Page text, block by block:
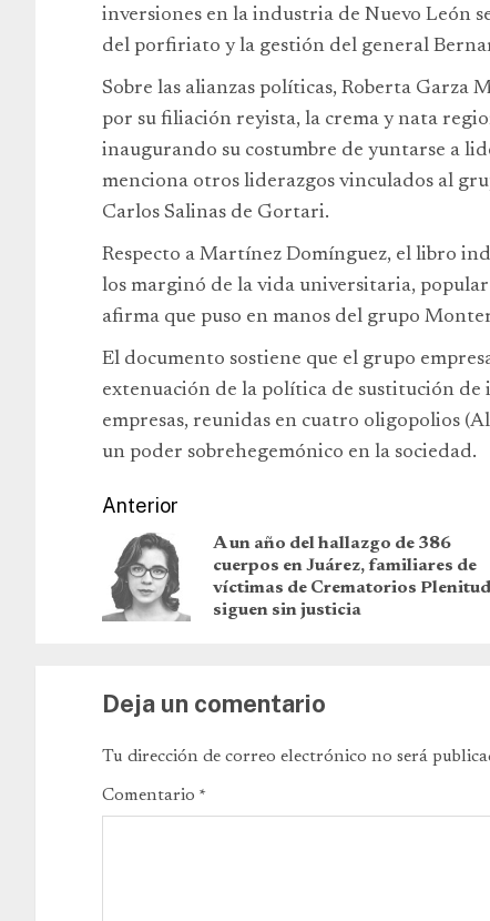
inversiones en la industria de Nuevo León
del porfiriato y la gestión del general
Sobre las alianzas políticas, Roberta Garza
por su filiación reyista, la crema y nata
inaugurando su costumbre de yuntarse a
menciona otros liderazgos vinculados al
Carlos Salinas de Gortari.
Respecto a Martínez Domínguez, el libro
los marginó de la vida universitaria,
afirma que puso en manos del grupo
El documento sostiene que el grupo
extenuación de la política de sustitución de
empresas, reunidas en cuatro oligopolios
un poder sobrehegemónico en la sociedad.
Anterior
A un año del hallazgo de 386
cuerpos en Juárez, familiares de
víctimas de Crematorios Plenitud
siguen sin justicia
Deja un comentario
Tu dirección de correo electrónico no será
Comentario *